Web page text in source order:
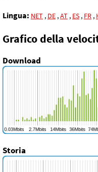
Lingua: NET , DE ,AT , ES , FR ,
Grafico della
Download
Storia